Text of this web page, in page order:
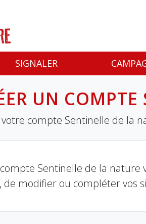
SIGNALER
UN COMPTE
votre compte Sentinelle de la
Sentinelle de la nature
modifier ou compléter vos